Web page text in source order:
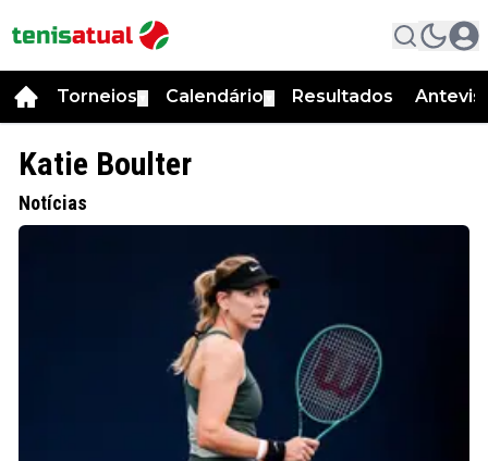
Torneios Calendário Resultados
Katie Boulter
Notícias